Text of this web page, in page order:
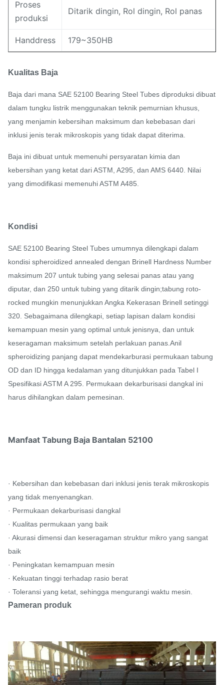
Proses
produksi
Ditarik dingin, Rol dingin, Rol panas
Handdress 179~350HB
Kualitas Baja
Baja dari mana SAE 52100 Bearing Steel Tubes diproduksi dibuat
dalam tungku listrik menggunakan teknik pemurnian khusus,
yang menjamin kebersihan maksimum dan kebebasan dari
inklusi jenis terak mikroskopis yang tidak dapat diterima.
Baja ini dibuat untuk memenuhi persyaratan kimia dan
kebersihan yang ketat dari ASTM, A295, dan AMS 6440. Nilai
yang dimodifikasi memenuhi ASTM A485.
Kondisi
SAE 52100 Bearing Steel Tubes umumnya dilengkapi dalam
kondisi spheroidized annealed dengan Brinell Hardness Number
maksimum 207 untuk tubing yang selesai panas atau yang
diputar, dan 250 untuk tubing yang ditarik dingin;tabung roto-
rocked mungkin menunjukkan Angka Kekerasan Brinell setinggi
320. Sebagaimana dilengkapi, setiap lapisan dalam kondisi
kemampuan mesin yang optimal untuk jenisnya, dan untuk
keseragaman maksimum setelah perlakuan panas.Anil
spheroidizing panjang dapat mendekarburasi permukaan tabung
OD dan ID hingga kedalaman yang ditunjukkan pada Tabel I
Spesifikasi ASTM A 295. Permukaan dekarburisasi dangkal ini
harus dihilangkan dalam pemesinan.
Manfaat Tabung Baja Bantalan 52100
· Kebersihan dan kebebasan dari inklusi jenis terak mikroskopis
yang tidak menyenangkan.
· Permukaan dekarburisasi dangkal
· Kualitas permukaan yang baik
· Akurasi dimensi dan keseragaman struktur mikro yang sangat
baik
· Peningkatan kemampuan mesin
· Kekuatan tinggi terhadap rasio berat
· Toleransi yang ketat, sehingga mengurangi waktu mesin.
Pameran produk